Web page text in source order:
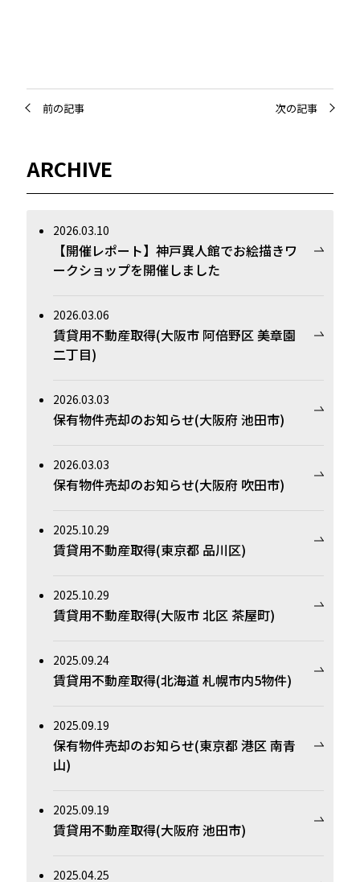
前の記事 次の記事
ARCHIVE
2026.03.10
【開催レポート】神戸異人館でお絵描きワ
ークショップを開催しました
2026.03.06
賃貸用不動産取得(大阪市 阿倍野区 美章園
二丁目)
2026.03.03
保有物件売却のお知らせ(大阪府 池田市)
2026.03.03
保有物件売却のお知らせ(大阪府 吹田市)
2025.10.29
賃貸用不動産取得(東京都 品川区)
2025.10.29
賃貸用不動産取得(大阪市 北区 茶屋町)
2025.09.24
賃貸用不動産取得(北海道 札幌市内5物件)
2025.09.19
保有物件売却のお知らせ(東京都 港区 南青
山)
2025.09.19
賃貸用不動産取得(大阪府 池田市)
2025.04.25